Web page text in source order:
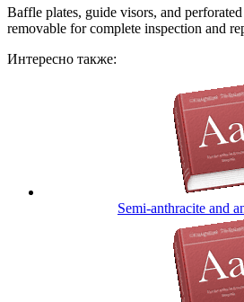
Baffle plates, guide visors, and
removable for complete inspection and
Интересно также:
Semi-anthracite and